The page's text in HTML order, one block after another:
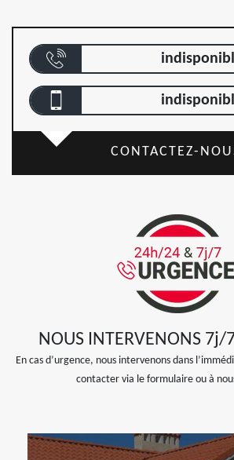
CONTACTEZ-
NOUS INTERVENONS
En cas d’urgence, nous intervenons dans
contacter via le formulaire ou à